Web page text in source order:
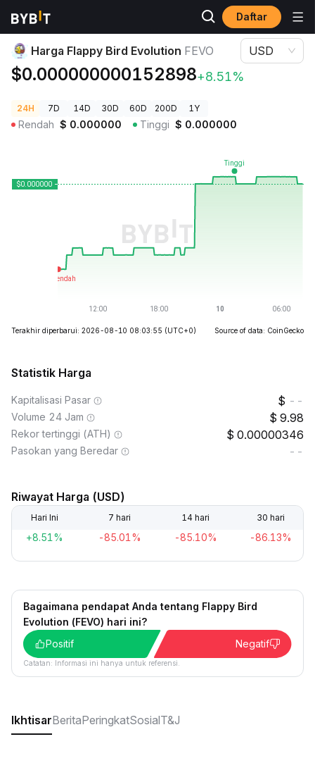
Daftar
Harga Kripto Harga Flappy Bird Evolution FEVO
Harga Flappy Bird Evolution FEVO
$0.000000000152898+8.51%
USD
24H 7D 14D 30D 60D 200D 1Y
Rendah $ 0.000000 Tinggi $ 0.000000
Terakhir diperbarui: 2026-08-10 08:03:55 (UTC+0) Source of data: CoinGecko
Statistik Harga
Kapitalisasi Pasar --
Volume 24 Jam 9.98
Rekor tertinggi (ATH) 0.00000346
Pasokan yang Beredar --
Riwayat Harga (USD)
Hari Ini 7 hari 14 hari 30 hari
+8.51% -85.01% -85.10% -86.13%
Bagaimana pendapat Anda tentang Flappy Bird
Evolution (FEVO) hari ini?
Positif
Negatif
Catatan: Informasi ini hanya untuk referensi.
IkhtisarBeritaPeringkatSosialT&J